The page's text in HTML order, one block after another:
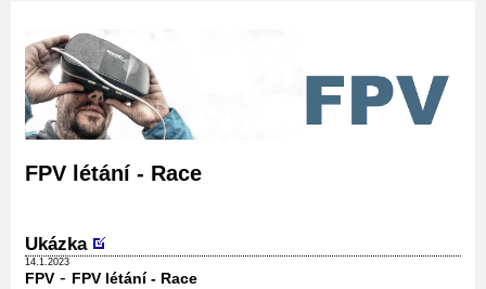
FPV létání - Race
Ukázka
14.1.2023
FPV - FPV létání - Race